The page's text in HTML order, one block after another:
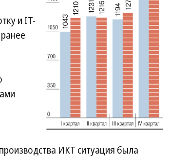
и IT-
ИКТ ситуация была